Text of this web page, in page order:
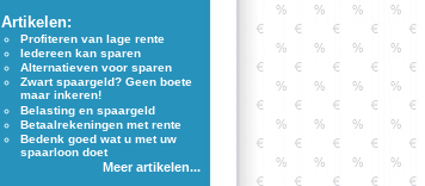
Artikelen:
Profiteren van lage rente
Iedereen kan sparen
Alternatieven voor sparen
Zwart spaargeld? Geen boete
maar inkeren!
Belasting en spaargeld
Betaalrekeningen met rente
Bedenk goed wat u met uw
spaarloon doet
Meer artikelen...